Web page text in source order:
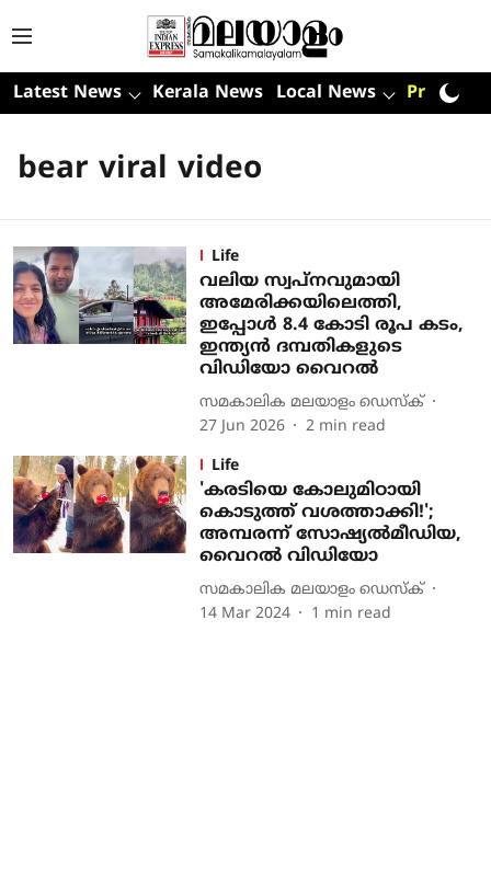
Latest News Kerala News Local News Premium
bear viral video
Life
വലിയ സ്വപ്‌നവുമായി
അമേരിക്കയിലെത്തി,
ഇപ്പോള്‍ 8.4 കോടി രൂപ കടം,
ഇന്ത്യന്‍ ദമ്പതികളുടെ
വിഡിയോ വൈറല്‍
സമകാലിക മലയാളം ഡെസ്ക്
27 Jun 2026
2 min read
Life
'കരടിയെ കോലുമിഠായി
കൊടുത്ത് വശത്താക്കി!';
അമ്പരന്ന് സോഷ്യൽമീഡിയ,
വൈറൽ വിഡിയോ
സമകാലിക മലയാളം ഡെസ്ക്
14 Mar 2024
1 min read